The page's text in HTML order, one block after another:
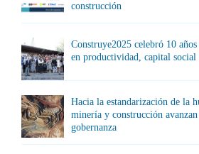
construcción
Construye2025 celebró 10
en productividad, capital
Hacia la estandarización de la
minería y construcción
gobernanza